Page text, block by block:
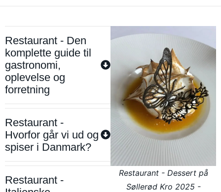
Restaurant - Den
komplette guide til
gastronomi,
oplevelse og
forretning
Restaurant -
Hvorfor går vi ud og
spiser i Danmark?
Restaurant -
Restaurant - Dessert på
Søllerød Kro 2025 -